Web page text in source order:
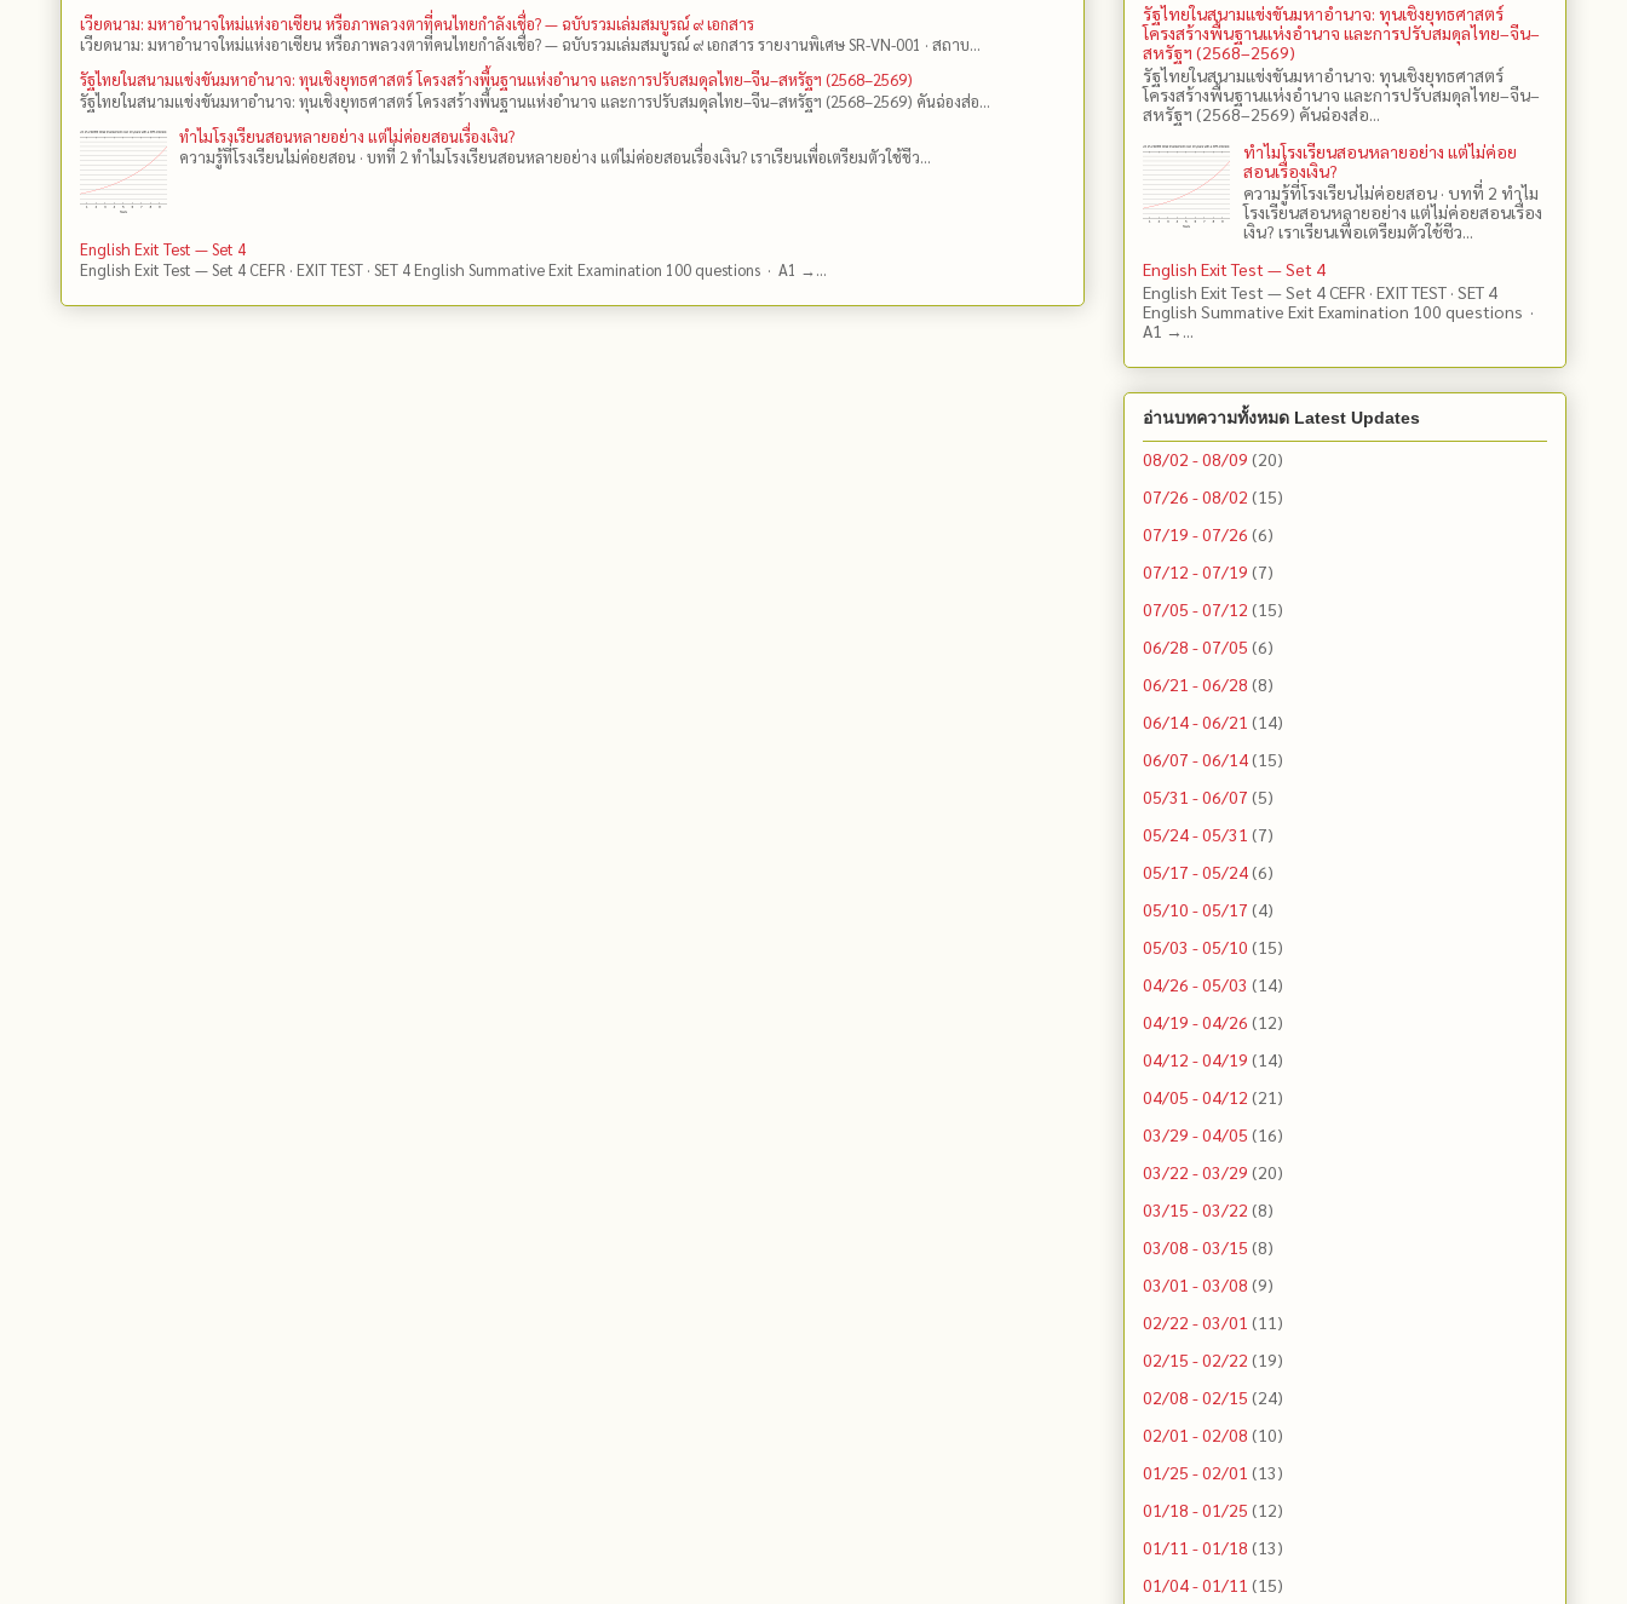
เวียดนาม: มหาอำนาจใหม่แห่งอาเซียน หรือภาพลวงตาที่คนไทยกำลังเชื่อ? — ฉบับรวมเล่มสมบูรณ์ ๙ เอกสาร
เวียดนาม: มหาอำนาจใหม่แห่งอาเซียน หรือภาพลวงตาที่คนไทยกำลังเชื่อ? — ฉบับรวมเล่มสมบูรณ์ ๙ เอกสาร รายงานพิเศษ SR-VN-001 · สถาบ...
รัฐไทยในสนามแข่งขันมหาอำนาจ: ทุนเชิงยุทธศาสตร์ โครงสร้างพื้นฐานแห่งอำนาจ และการปรับสมดุลไทย–จีน–สหรัฐฯ (2568–2569)
รัฐไทยในสนามแข่งขันมหาอำนาจ: ทุนเชิงยุทธศาสตร์ โครงสร้างพื้นฐานแห่งอำนาจ และการปรับสมดุลไทย–จีน–สหรัฐฯ (2568–2569) คันฉ่องส่อ...
ทำไมโรงเรียนสอนหลายอย่าง แต่ไม่ค่อยสอนเรื่องเงิน?
ความรู้ที่โรงเรียนไม่ค่อยสอน · บทที่ 2 ทำไมโรงเรียนสอนหลายอย่าง แต่ไม่ค่อยสอนเรื่องเงิน? เราเรียนเพื่อเตรียมตัวใช้ชีว...
English Exit Test — Set 4
English Exit Test — Set 4 CEFR · EXIT TEST · SET 4 English Summative Exit Examination 100 questions · A1 →...
รัฐไทยในสนามแข่งขันมหาอำนาจ: ทุนเชิงยุทธศาสตร์
โครงสร้างพื้นฐานแห่งอำนาจ และการปรับสมดุลไทย–จีน–
สหรัฐฯ (2568–2569)
รัฐไทยในสนามแข่งขันมหาอำนาจ: ทุนเชิงยุทธศาสตร์
โครงสร้างพื้นฐานแห่งอำนาจ และการปรับสมดุลไทย–จีน–
สหรัฐฯ (2568–2569) คันฉ่องส่อ...
ทำไมโรงเรียนสอนหลายอย่าง แต่ไม่ค่อย
สอนเรื่องเงิน?
ความรู้ที่โรงเรียนไม่ค่อยสอน · บทที่ 2 ทำไม
โรงเรียนสอนหลายอย่าง แต่ไม่ค่อยสอนเรื่อง
เงิน? เราเรียนเพื่อเตรียมตัวใช้ชีว...
English Exit Test — Set 4
English Exit Test — Set 4 CEFR · EXIT TEST · SET 4
English Summative Exit Examination 100 questions ·
A1 →...
อ่านบทความทั้งหมด Latest Updates
08/02 - 08/09 (20)
07/26 - 08/02 (15)
07/19 - 07/26 (6)
07/12 - 07/19 (7)
07/05 - 07/12 (15)
06/28 - 07/05 (6)
06/21 - 06/28 (8)
06/14 - 06/21 (14)
06/07 - 06/14(15)
05/31 - 06/07 (5)
05/24 - 05/31 (7)
05/17 - 05/24(6)
05/10 - 05/17 (4)
05/03 - 05/10 (15)
04/26 - 05/03 (14)
04/19 - 04/26 (12)
04/12 - 04/19 (14)
04/05 - 04/12 (21)
03/29 - 04/05 (16)
03/22 - 03/29 (20)
03/15 - 03/22 (8)
03/08 - 03/15 (8)
03/01 - 03/08 (9)
02/22 - 03/01 (11)
02/15 - 02/22 (19)
02/08 - 02/15 (24)
02/01 - 02/08 (10)
01/25 - 02/01 (13)
01/18 - 01/25 (12)
01/11 - 01/18 (13)
01/04 - 01/11 (15)